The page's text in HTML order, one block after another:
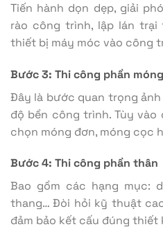
Tiến hành dọn dẹp, giải
rào công trình, lập lán
thiết bị máy móc vào công
Bước 3: Thi công phần móng
Đây là bước quan trọng
độ bền công trình. Tùy vào
chọn móng đơn, móng cọc
Bước 4: Thi công phần thân
Bao gồm các hạng mục:
thang… Đòi hỏi kỹ thuật
đảm bảo kết cấu đúng thiết